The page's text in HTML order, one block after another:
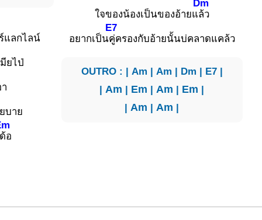
แลกไลน์
ยไป่
บาย
ด้อ
ใจของน้องเป็นของอ้ายแ
Dm
ล้ว
อยากเป็น
E7
คู่ครองกับอ้ายนั้นบ่คลาดแคล้ว
OUTRO : | Am | Am | Dm | E7 |
|Am | Em |Am | Em |
|Am |Am |